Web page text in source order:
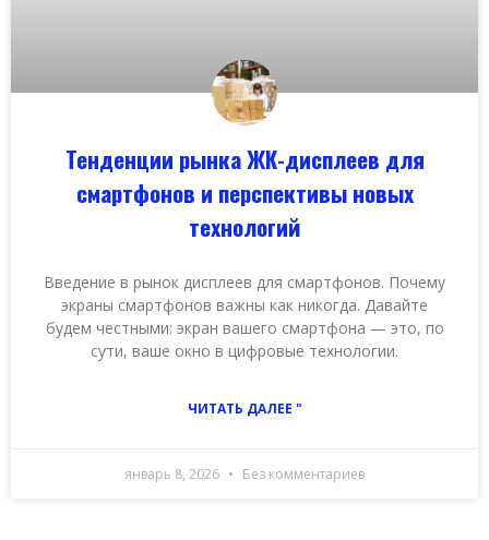
Тенденции рынка ЖК-дисплеев для
смартфонов и перспективы новых
технологий
Введение в рынок дисплеев для смартфонов. Почему
экраны смартфонов важны как никогда. Давайте
будем честными: экран вашего смартфона — это, по
сути, ваше окно в цифровые технологии.
ЧИТАТЬ ДАЛЕЕ "
январь 8, 2026 Без комментариев